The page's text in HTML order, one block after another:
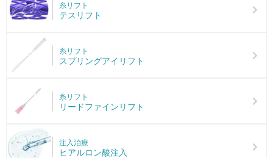
糸リフト
テスリフト
糸リフト
スプリングアイリフト
糸リフト
リードファインリフト
注入治療
ヒアルロン酸注入